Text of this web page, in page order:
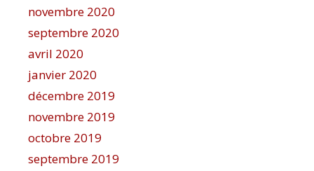
novembre 2020
septembre 2020
avril 2020
janvier 2020
décembre 2019
novembre 2019
octobre 2019
septembre 2019